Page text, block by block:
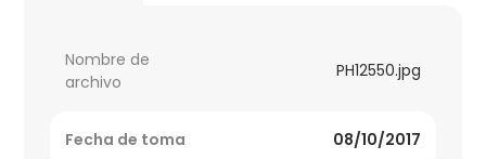
Nombre de
archivo
PH12550.jpg
Fecha de toma 08/10/2017